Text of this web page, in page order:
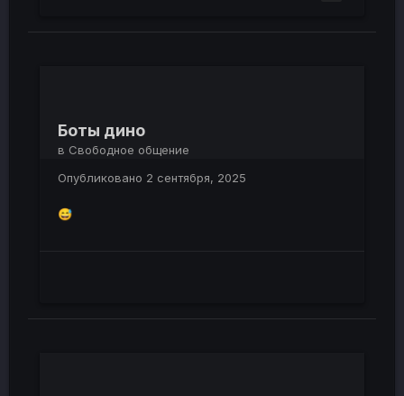
Боты дино
в Свободное общение
Опубликовано 2 сентября, 2025
😅